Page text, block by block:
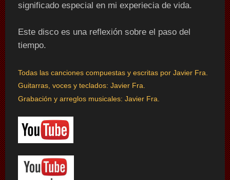
significado especial en mi experiecia de vida.
Este disco es una reflexión sobre el paso del
tiempo.
Todas las canciones compuestas y escritas por Javier Fra.
Guitarras, voces y teclados: Javier Fra.
Grabación y arreglos musicales: Javier Fra.